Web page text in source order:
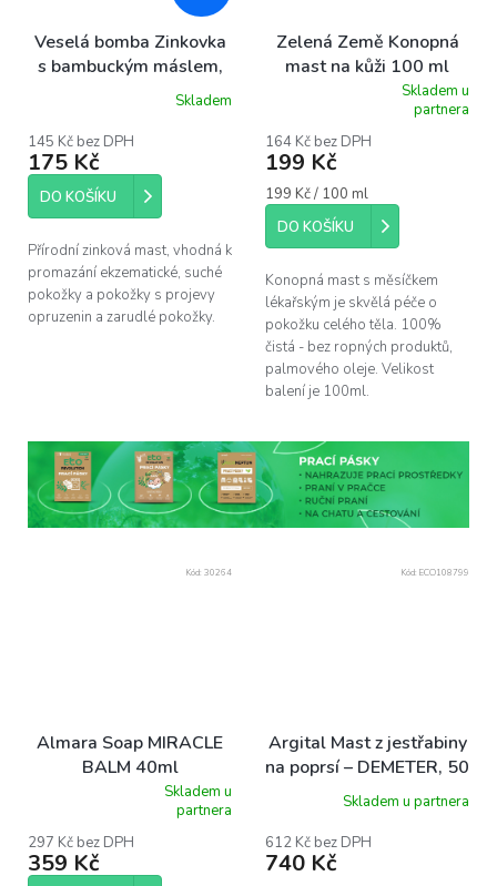
Veselá bomba Zinkovka
s bambuckým máslem,
Skladem
145 Kč bez DPH
175 Kč
DO KOŠÍKU
Přírodní zinková mast, vhodná k
promazání ekzematické, suché
pokožky a pokožky s projevy
opruzenin a zarudlé pokožky.
Zelená Země Konopná
mast na kůži 100 ml
produktu
je
z
hvězdiček.
Skladem u
partnera
164 Kč bez DPH
199 Kč
Měrná
cena:
199 Kč / 100 ml
DO KOŠÍKU
Konopná mast s měsíčkem
lékařským je skvělá péče o
pokožku celého těla. 100%
čistá - bez ropných produktů,
palmového oleje. Velikost
balení je 100ml.
Almara Soap MIRACLE
BALM 40ml
produktu
je
5,0
Skladem u
partnera
297 Kč bez DPH
359 Kč
Kód: 30264
Argital Mast z jestřabiny
na poprsí – DEMETER, 50
ml
Skladem u partnera
612 Kč bez DPH
740 Kč
Kód: ECO108799